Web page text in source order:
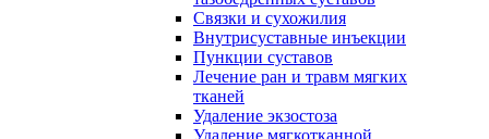
Связки и сухожилия
Внутрисуставные инъекции
Пункции суставов
Лечение ран и травм мягких
тканей
Удаление экзостоза
Удаление мягкотканной